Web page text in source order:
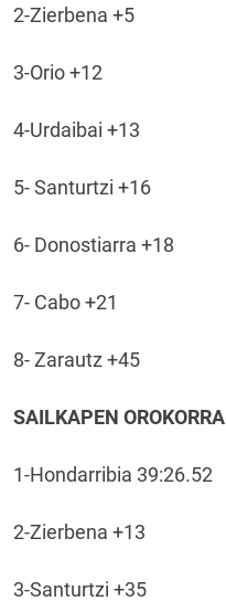
2-Zierbena +5
3-Orio +12
4-Urdaibai +13
5- Santurtzi +16
6- Donostiarra +18
7- Cabo +21
8- Zarautz +45
SAILKAPEN OROKORRA
1-Hondarribia 39:26.52
2-Zierbena +13
3-Santurtzi +35